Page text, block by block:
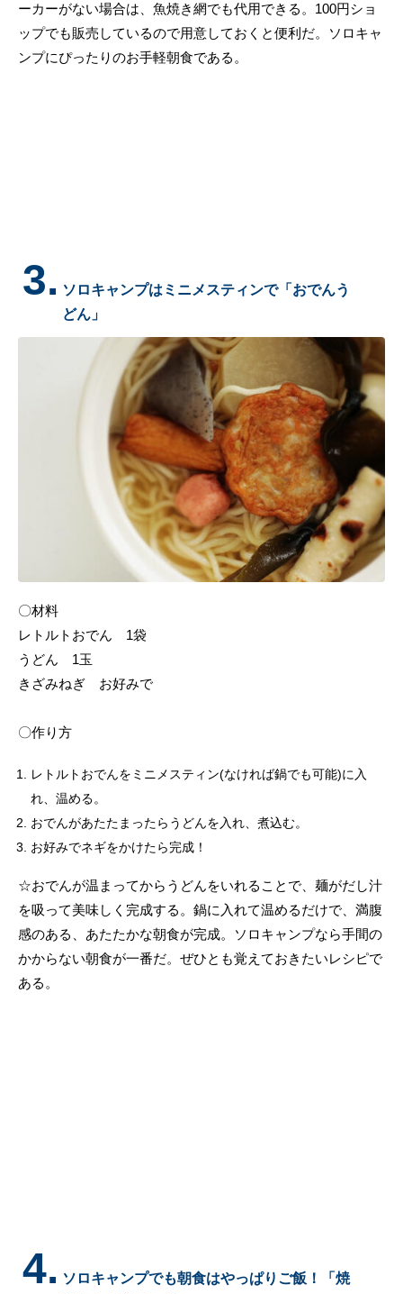
ーカーがない場合は、魚焼き網でも代用できる。100円ショ
ップでも販売しているので用意しておくと便利だ。ソロキャ
ンプにぴったりのお手軽朝食である。
3. ソロキャンプはミニメスティンで「おでんう
どん」
〇材料
レトルトおでん 1袋
うどん 1玉
きざみねぎ お好みで
〇作り方
レトルトおでんをミニメスティン(なければ鍋でも可能)に入
れ、温める。
おでんがあたたまったらうどんを入れ、煮込む。
お好みでネギをかけたら完成！
☆おでんが温まってからうどんをいれることで、麺がだし汁
を吸って美味しく完成する。鍋に入れて温めるだけで、満腹
感のある、あたたかな朝食が完成。ソロキャンプなら手間の
かからない朝食が一番だ。ぜひとも覚えておきたいレシピで
ある。
4. ソロキャンプでも朝食はやっぱりご飯！「焼